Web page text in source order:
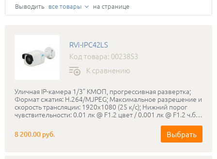
Выводить все товары на странице
RVi-IPC42LS
Код товара: 0023853
К сравнению
Уличная IP-камера 1/3” КМОП, прогрессивная развертка;
Формат сжатия: H.264/MJPEG; Максимальное разрешение и
скорость трансляции: 1920х1080 (25 к/с); Нижний порог
чувствительности: 0.01 лк @ F1.2 цвет / 0.001 лк @ F1.2 ч.б.;
Мегапиксельный объектив: 3.6 мм; ИК-подсветка: до 20
метров; Соответствие стандартам ONVIF; Класс защиты:
IP66; Диапазон рабочих температур: -40…+50°С; Питание:
8 200.00 руб. Выбрать